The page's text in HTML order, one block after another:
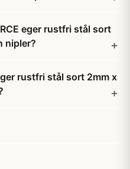
eger rustfri stål sort
nipler?
rustfri stål sort 2mm x